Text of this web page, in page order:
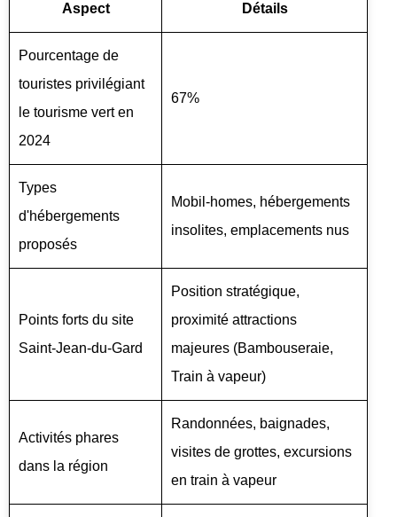
Aspect Détails
Pourcentage de
touristes privilégiant
le tourisme vert en
2024
67%
Types
d'hébergements
proposés
Mobil-homes, hébergements
insolites, emplacements nus
Points forts du site
Saint-Jean-du-Gard
Position stratégique,
proximité attractions
majeures (Bambouseraie,
Train à vapeur)
Activités phares
dans la région
Randonnées, baignades,
visites de grottes, excursions
en train à vapeur